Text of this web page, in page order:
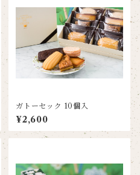
ガトーセック 10個入
¥2,600